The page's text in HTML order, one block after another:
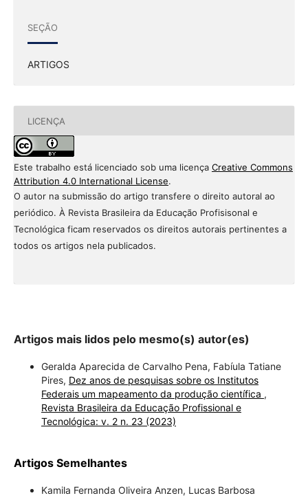
SEÇÃO
ARTIGOS
LICENÇA
Este trabalho está licenciado sob uma licença Creative Commons
Attribution 4.0 International License.
O autor na submissão do artigo transfere o direito autoral ao
periódico. À Revista Brasileira da Educação Profisisonal e
Tecnológica ficam reservados os direitos autorais pertinentes a
todos os artigos nela publicados.
Artigos mais lidos pelo mesmo(s) autor(es)
Geralda Aparecida de Carvalho Pena, Fabíula Tatiane
Pires, Dez anos de pesquisas sobre os Institutos
Federais um mapeamento da produção científica ,
Revista Brasileira da Educação Profissional e
Tecnológica: v. 2 n. 23 (2023)
Artigos Semelhantes
Kamila Fernanda Oliveira Anzen, Lucas Barbosa